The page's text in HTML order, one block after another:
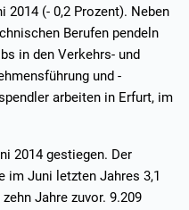
(- 0,2 Prozent). Neben
Berufen pendeln
in den Verkehrs- und
und -
arbeiten in Erfurt, im
2014 gestiegen. Der
im Juni letzten Jahres 3,1
Jahre zuvor. 9.209